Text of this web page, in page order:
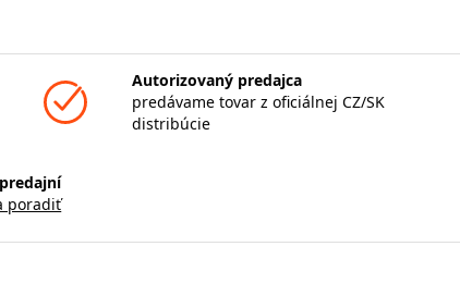
Autorizovaný predajca
predávame tovar z oficiálnej CZ/SK
distribúcie
poradiť